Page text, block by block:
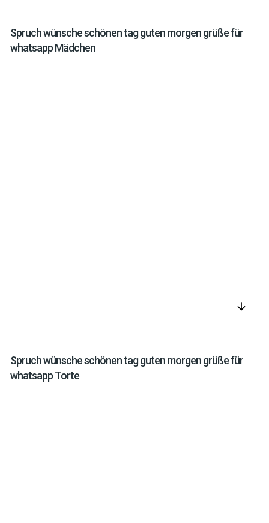
Spruch wünsche schönen tag guten morgen grüße für
whatsapp Mädchen
arrow_downward
Spruch wünsche schönen tag guten morgen grüße für
whatsapp Torte